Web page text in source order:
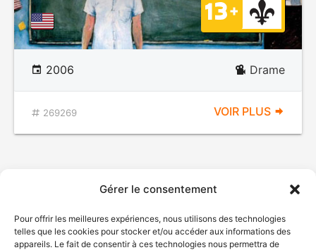
Gérer le consentement
Pour offrir les meilleures expériences, nous utilisons des technologies
telles que les cookies pour stocker et/ou accéder aux informations des
appareils. Le fait de consentir à ces technologies nous permettra de
2006 Drame
269269 VOIR PLUS